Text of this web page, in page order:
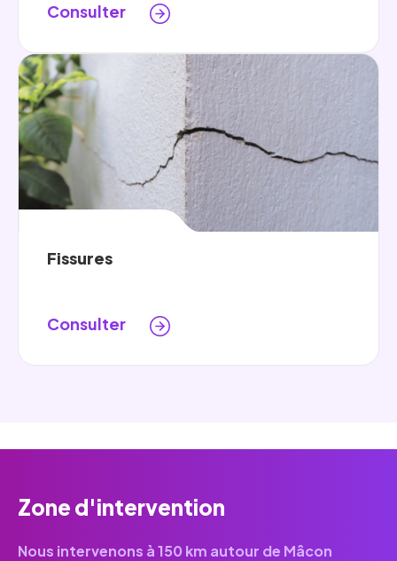
Consulter
Fissures
Consulter
Zone d'intervention
Nous intervenons à 150 km autour de Mâcon